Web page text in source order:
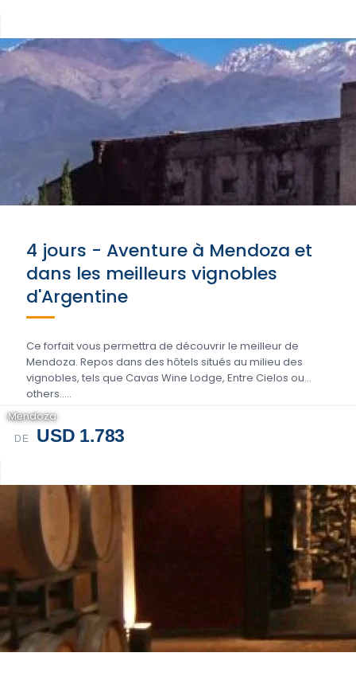
4 jours - Aventure à Mendoza et
dans les meilleurs vignobles
d'Argentine
Ce forfait vous permettra de découvrir le meilleur de
Mendoza. Repos dans des hôtels situés au milieu des
vignobles, tels que Cavas Wine Lodge, Entre Cielos ou
others.....
DE USD 1.783
Mendoza